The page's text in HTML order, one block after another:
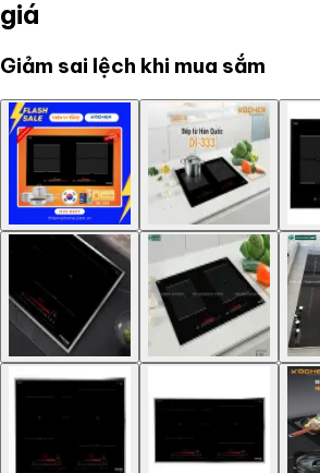
giá
Giảm sai lệch khi mua sắm